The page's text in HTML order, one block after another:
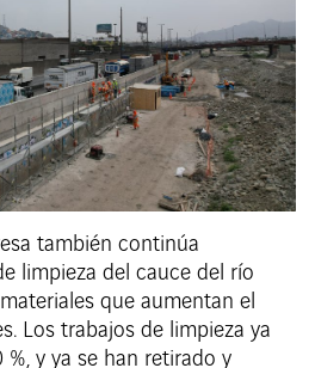
también continúa
limpieza del cauce del río
que aumentan el
Los trabajos de limpieza ya
y ya se han retirado y